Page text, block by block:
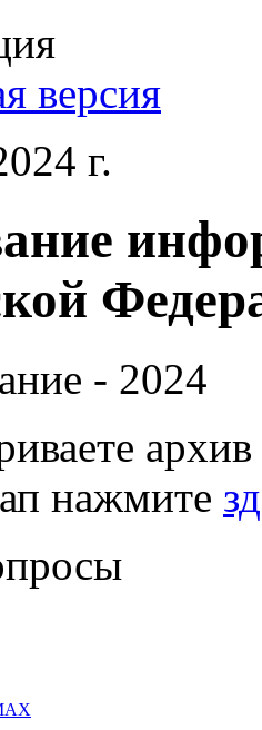
версия
г.
- 2024
нажмите